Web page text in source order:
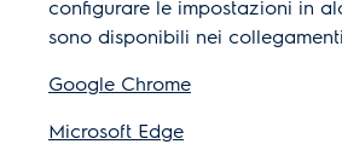
configurare le impostazioni in
sono disponibili nei
Google Chrome
Microsoft Edge